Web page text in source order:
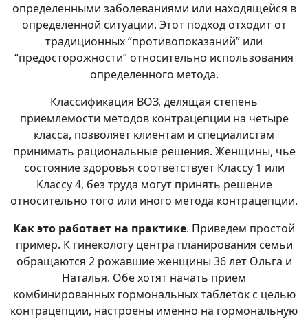
определенными заболеваниями или находящейся в
определенной ситуации. Этот подход отходит от
традиционных “противопоказаний” или
“предосторожности” относительно использования
определенного метода.
Классификация ВОЗ, делящая степень
приемлемости методов контрацепции на четыре
класса, позволяет клиентам и специалистам
принимать рациональные решения. Женщины, чье
состояние здоровья соответствует Классу 1 или
Классу 4, без труда могут принять решение
относительно того или иного метода контрацепции.
Как это работает на практике. Приведем простой
пример. К гинекологу центра планирования семьи
обращаются 2 рожавшие женщины 36 лет Ольга и
Наталья. Обе хотят начать прием
комбинированных гормональных таблеток с целью
контрацепции, настроены именно на гормональную